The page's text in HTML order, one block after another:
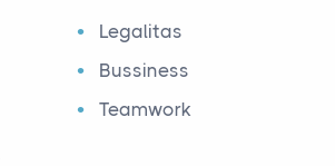
Legalitas
Bussiness
Teamwork